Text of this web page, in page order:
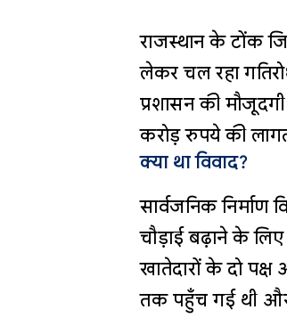
राजस्थान के टोंक
लेकर चल रहा
प्रशासन की
करोड़ रुपये की
क्या था विवाद?
सार्वजनिक
चौड़ाई बढ़ाने के लिए
खातेदारों के दो
तक पहुँच गई थी और